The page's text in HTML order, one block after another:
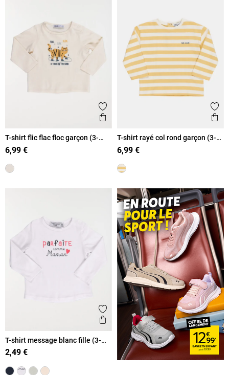
Ajouter aux favoris
Aperçu rapide
T-shirt flic flac floc garçon (3-
36M)
6,99 €
T-shirt rayé col rond garçon (3-
36M)
6,99 €
Ajouter aux favoris
Aperçu rapide
T-shirt message blanc fille (3-
36M)
2,49 €